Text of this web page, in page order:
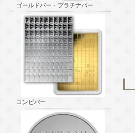
ゴールドバー・プラチナバー
コンビバー